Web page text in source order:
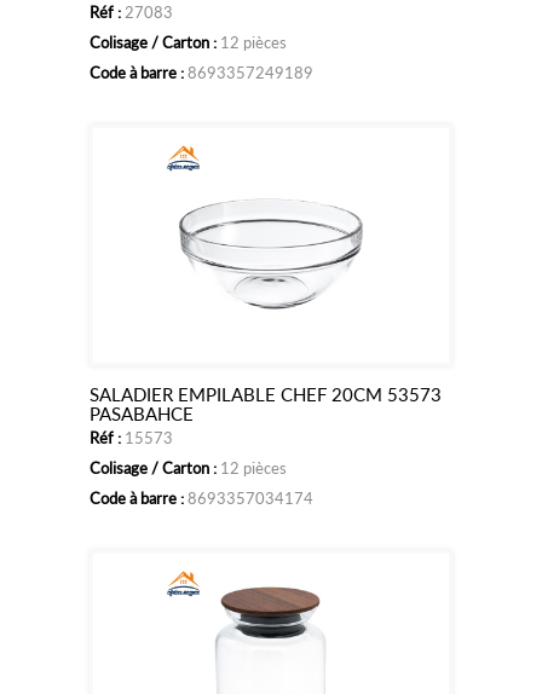
panier
Réf : 27083
Colisage / Carton : 12 pièces
Code à barre :8693357249189
Ajouter
panier
SALADIER EMPILABLE CHEF 20CM 53573
PASABAHCE
Réf : 15573
Colisage / Carton : 12 pièces
Code à barre :8693357034174